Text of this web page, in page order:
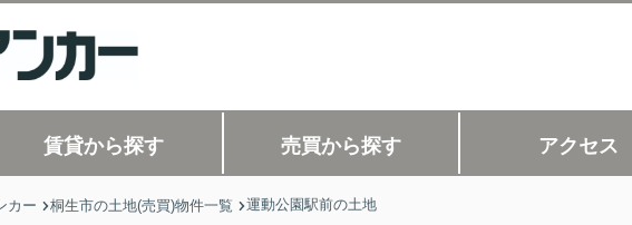
賃貸から探す 売買から探す アクセス
カー 桐生市の土地(売買)物件一覧 運動公園駅前の土地